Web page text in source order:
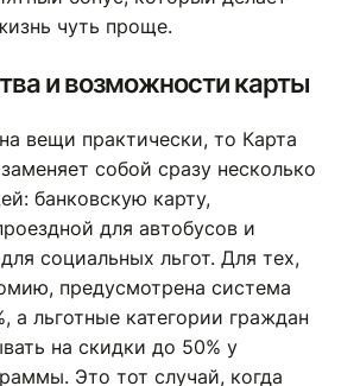
чуть проще.
и возможности карты
вещи практически, то Карта
собой сразу несколько
банковскую карту,
для автобусов и
социальных льгот. Для тех,
предусмотрена система
а льготные категории граждан
на скидки до 50% у
Это тот случай, когда